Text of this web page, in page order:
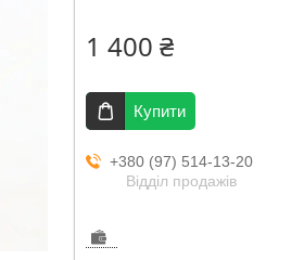
1 400 ₴
Купити
+380 (97) 514-13-20
Відділ продажів